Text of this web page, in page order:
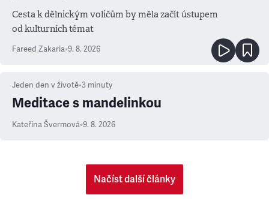
Cesta k dělnickým voličům by měla začít ústupem
od kulturních témat
Fareed Zakaria•9. 8. 2026
Jeden den v životě•3 minuty
Meditace s mandelinkou
Kateřina Švermová•9. 8. 2026
Načíst další články